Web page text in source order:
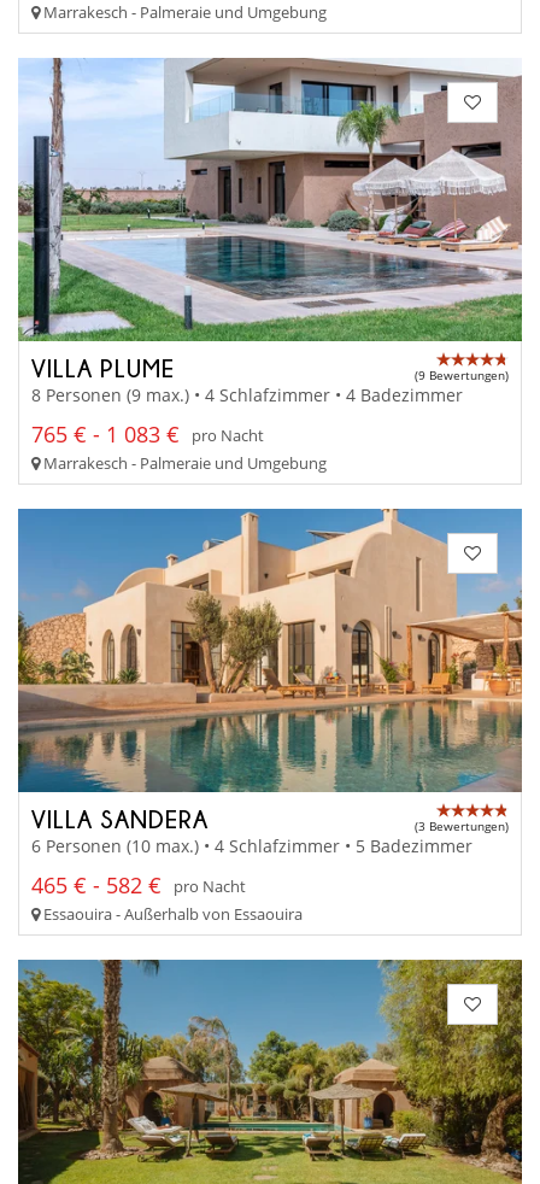
Marrakesch - Palmeraie und Umgebung
VILLA PLUME (9 Bewertungen)
8 Personen (9 max.) • 4 Schlafzimmer • 4 Badezimmer
765 € - 1 083 €
pro Nacht
Marrakesch - Palmeraie und Umgebung
VILLA SANDERA (3 Bewertungen)
6 Personen (10 max.) • 4 Schlafzimmer • 5 Badezimmer
465 € - 582 €
pro Nacht
Essaouira - Außerhalb von Essaouira